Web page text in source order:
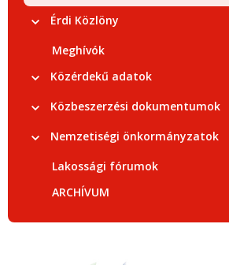
Érdi Közlöny
Meghívók
Közérdekű adatok
Közbeszerzési dokumentumok
Nemzetiségi önkormányzatok
Lakossági fórumok
ARCHÍVUM